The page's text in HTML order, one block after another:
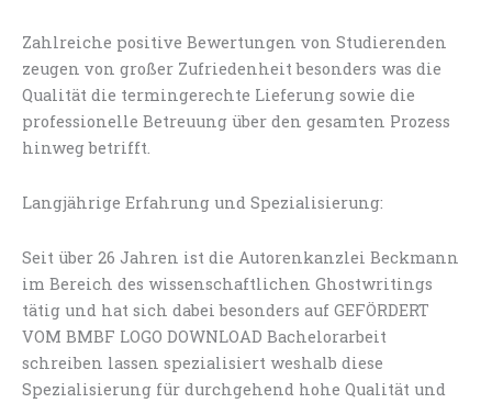
Zahlreiche positive Bewertungen von Studierenden
zeugen von großer Zufriedenheit besonders was die
Qualität die termingerechte Lieferung sowie die
professionelle Betreuung über den gesamten Prozess
hinweg betrifft.
Langjährige Erfahrung und Spezialisierung:
Seit über 26 Jahren ist die Autorenkanzlei Beckmann
im Bereich des wissenschaftlichen Ghostwritings
tätig und hat sich dabei besonders auf GEFÖRDERT
VOM BMBF LOGO DOWNLOAD Bachelorarbeit
schreiben lassen spezialisiert weshalb diese
Spezialisierung für durchgehend hohe Qualität und